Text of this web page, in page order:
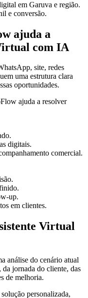
em Garuva e região.
e conversão.
ajuda a
com IA
site, redes
uma estrutura clara
oportunidades.
ajuda a resolver
digitais.
comercial.
up.
em clientes.
Virtual
análise do cenário atual
jornada do cliente, das
de melhoria.
personalizada,